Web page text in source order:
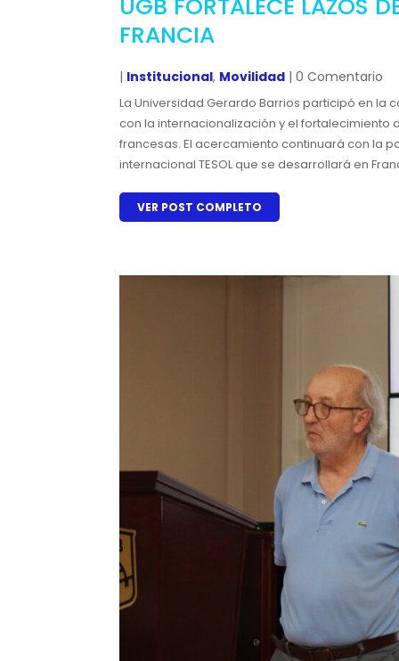
UGB FORTALECE LAZOS
FRANCIA
| Institucional, Movilidad | 0 Comentario
La Universidad Gerardo Barrios participó en
con la internacionalización y el
francesas. El acercamiento continuará con la
internacional TESOL que se desarrollará en
VER POST COMPLETO